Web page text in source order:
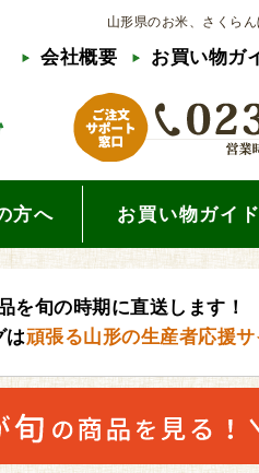
山形県のお米、さくら
会社概要 お買い物ガ
方へ お買い物ガイド
を旬の時期に直送します！
は頑張る山形の生産者応援サ